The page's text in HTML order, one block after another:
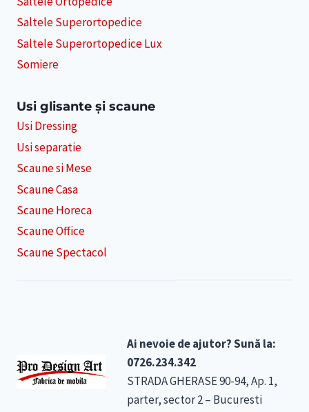
Saltele Superortopedice
Saltele Superortopedice Lux
Somiere
Usi glisante și scaune
Usi Dressing
Usi separatie
Scaune si Mese
Scaune Casa
Scaune Horeca
Scaune Office
Scaune Spectacol
Ai nevoie de ajutor? Sună la:
0726.234.342
STRADA GHERASE 90-94, Ap. 1,
parter, sector 2 – Bucuresti